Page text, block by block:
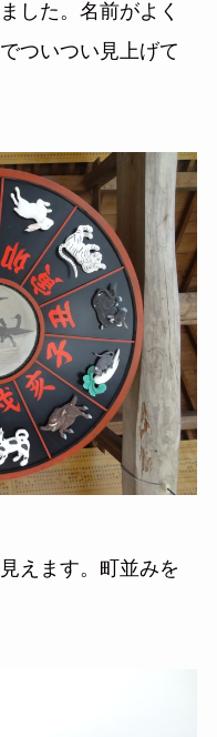
した。名前がよく
ついつい見上げて
えます。町並みを